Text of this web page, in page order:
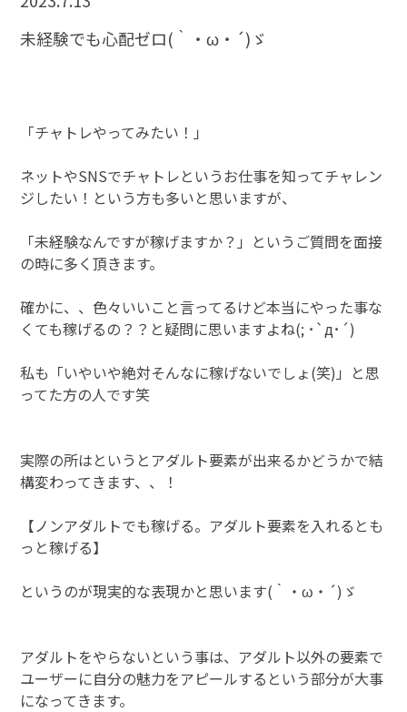
未経験でも心配ゼロ(｀・ω・´)ゞ
「チャトレやってみたい！」
ネットやSNSでチャトレというお仕事を知ってチャレン
ジしたい！という方も多いと思いますが、
「未経験なんですが稼げますか？」というご質問を面接
の時に多く頂きます。
確かに、、色々いいこと言ってるけど本当にやった事な
くても稼げるの？？と疑問に思いますよね(; ･`д･´)
私も「いやいや絶対そんなに稼げないでしょ(笑)」と思
ってた方の人です笑
実際の所はというとアダルト要素が出来るかどうかで結
構変わってきます、、！
【ノンアダルトでも稼げる。アダルト要素を入れるとも
っと稼げる】
というのが現実的な表現かと思います(｀・ω・´)ゞ
アダルトをやらないという事は、アダルト以外の要素で
ユーザーに自分の魅力をアピールするという部分が大事
になってきます。